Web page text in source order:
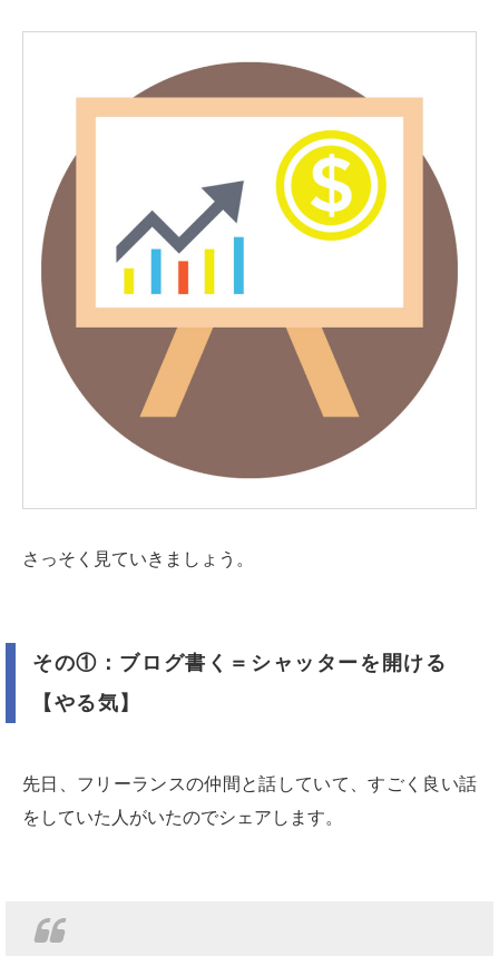
さっそく見ていきましょう。
その①：ブログ書く＝シャッターを開ける
【やる気】
先日、フリーランスの仲間と話していて、すごく良い話
をしていた人がいたのでシェアします。